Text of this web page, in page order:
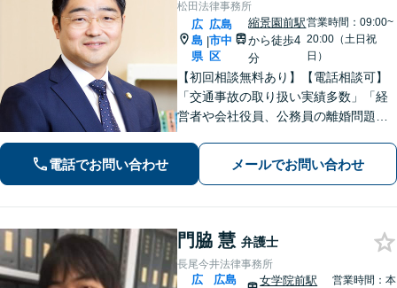
松田法律事務所
広
島
県
|
広島
市中
区
縮景園前駅
から徒歩4
分
営業時間：09:00~
20:00（土日祝
日）
【初回相談無料あり】【電話相談可】
「交通事故の取り扱い実績多数」「経
営者や会社役員、公務員の離婚問題に
に解決」【休日・夜間面談対応】【縮
景園前駅4分】
電話でお問い合わせ メールでお問い合わせ
門脇 慧 弁護士
長尾今井法律事務所
広
広島
女学院前駅
営業時間：本